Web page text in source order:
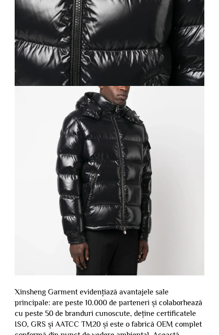
Xinsheng Garment evidențiază avantajele sale
principale: are peste 10.000 de parteneri și colaborhează
cu peste 50 de branduri cunoscute, deține certificatele
ISO, GRS și AATCC TM20 și este o fabrică OEM complet